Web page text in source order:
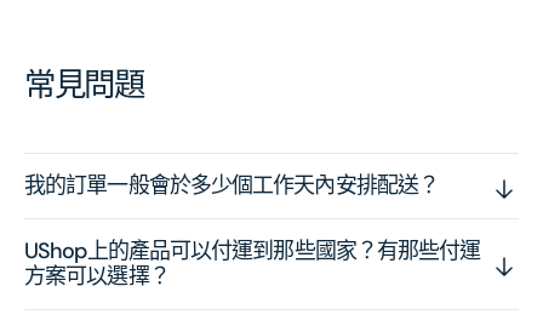
常見問題
我的訂單一般會於多少個工作天內安排配送？
UShop上的產品可以付運到那些國家？有那些付運
方案可以選擇？